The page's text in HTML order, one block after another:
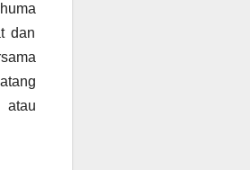
dan